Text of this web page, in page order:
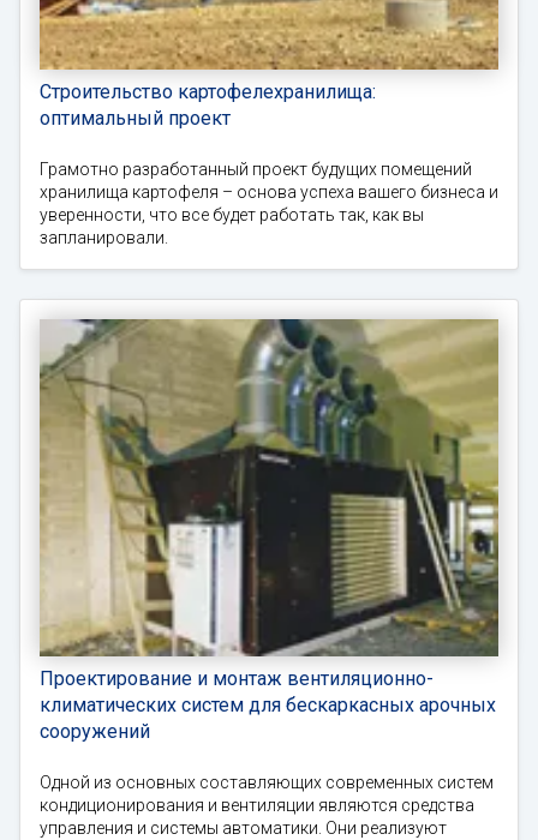
Строительство картофелехранилища:
оптимальный проект
Грамотно разработанный проект будущих помещений
хранилища картофеля – основа успеха вашего бизнеса и
уверенности, что все будет работать так, как вы
запланировали.
Проектирование и монтаж вентиляционно-
климатических систем для бескаркасных арочных
сооружений
Одной из основных составляющих современных систем
кондиционирования и вентиляции являются средства
управления и системы автоматики. Они реализуют